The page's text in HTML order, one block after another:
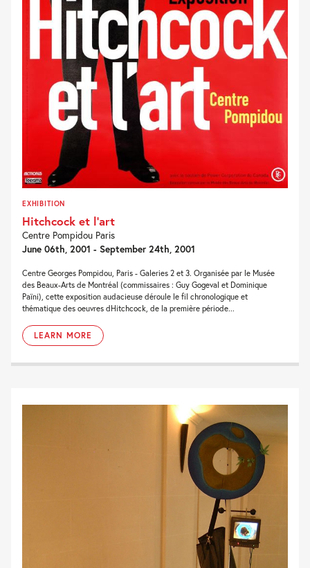
EXHIBITION
Hitchcock et l’art
Centre Pompidou Paris
June 06th, 2001 - September 24th, 2001
Centre Georges Pompidou, Paris - Galeries 2 et 3. Organisée par le Musée
des Beaux-Arts de Montréal (commissaires : Guy Gogeval et Dominique
Païni), cette exposition audacieuse déroule le fil chronologique et
thématique des oeuvres dHitchcock, de la première période...
LEARN MORE